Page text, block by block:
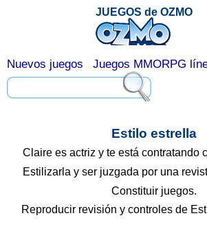
Estilo estrella
Claire es actriz y te está contratando
Estilizarla y ser juzgada por una
Constituir juegos.
Reproducir revisión y controles de
JUEGOS de OZMO
Nuevos juegos Juegos MMORPG